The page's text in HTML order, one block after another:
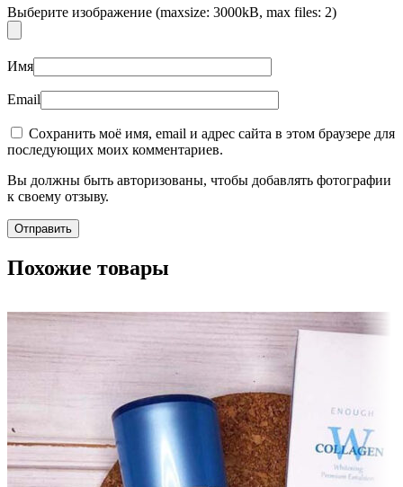
Выберите изображение (maxsize: 3000kB, max files: 2)
Имя
Email
Сохранить моё имя, email и адрес сайта в этом браузере для
последующих моих комментариев.
Вы должны быть авторизованы, чтобы добавлять фотографии
к своему отзыву.
Похожие товары